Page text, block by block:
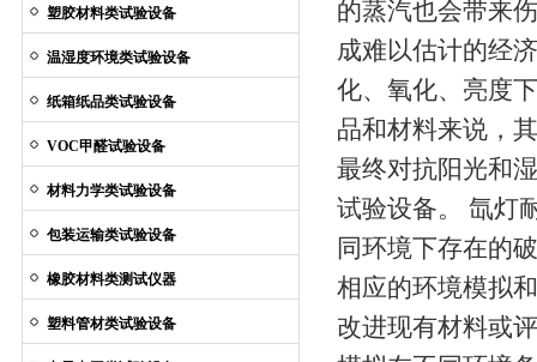
塑胶材料类试验设备
温湿度环境类试验设备
纸箱纸品类试验设备
VOC甲醛试验设备
材料力学类试验设备
包装运输类试验设备
橡胶材料类测试仪器
塑料管材类试验设备
的蒸汽也会带来
成难以估计的经
化、氧化、亮度
品和材料来说，
最终对抗阳光和
试验设备。 氙灯
同环境下存在的
相应的环境模拟
改进现有材料或